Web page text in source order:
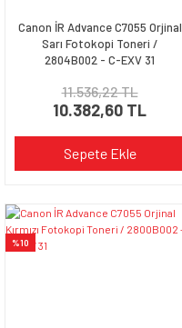
Canon İR Advance C7055 Orjinal
Sarı Fotokopi Toneri /
2804B002 - C-EXV 31
11.536,22 TL
10.382,60 TL
Sepete Ekle
%10